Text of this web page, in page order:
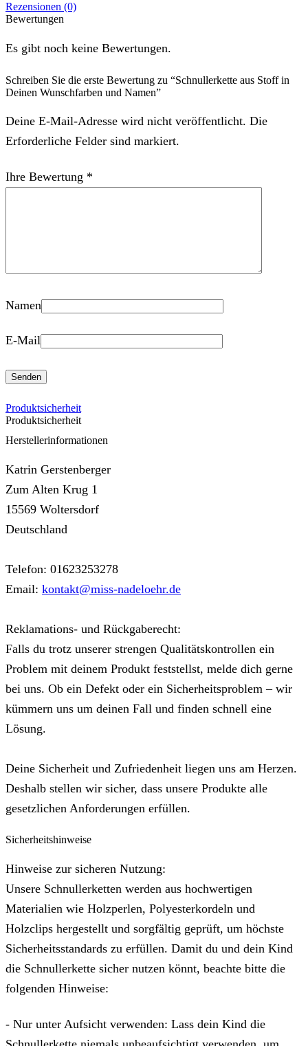
Rezensionen (0)
Bewertungen
Es gibt noch keine Bewertungen.
Schreiben Sie die erste Bewertung zu “Schnullerkette aus Stoff in
Deinen Wunschfarben und Namen”
Deine E-Mail-Adresse wird nicht veröffentlicht. Die
Erforderliche Felder sind markiert.
Ihre Bewertung *
Namen
E-Mail
Produktsicherheit
Produktsicherheit
Herstellerinformationen
Katrin Gerstenberger
Zum Alten Krug 1
15569 Woltersdorf
Deutschland
Telefon: 01623253278
Email: kontakt@miss-nadeloehr.de
Reklamations- und Rückgaberecht:
Falls du trotz unserer strengen Qualitätskontrollen ein
Problem mit deinem Produkt feststellst, melde dich gerne
bei uns. Ob ein Defekt oder ein Sicherheitsproblem – wir
kümmern uns um deinen Fall und finden schnell eine
Lösung.
Deine Sicherheit und Zufriedenheit liegen uns am Herzen.
Deshalb stellen wir sicher, dass unsere Produkte alle
gesetzlichen Anforderungen erfüllen.
Sicherheitshinweise
Hinweise zur sicheren Nutzung:
Unsere Schnullerketten werden aus hochwertigen
Materialien wie Holzperlen, Polyesterkordeln und
Holzclips hergestellt und sorgfältig geprüft, um höchste
Sicherheitsstandards zu erfüllen. Damit du und dein Kind
die Schnullerkette sicher nutzen könnt, beachte bitte die
folgenden Hinweise:
- Nur unter Aufsicht verwenden: Lass dein Kind die